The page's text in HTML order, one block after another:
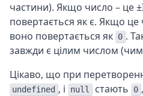
частини). Якщо число – це
повертається як є. Якщо це
воно повертається як 0 .
завжди є цілим числом
Цікаво, що при
undefined , і null стають 0